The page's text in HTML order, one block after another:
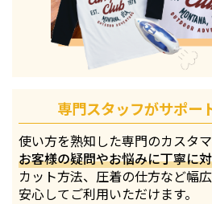
専門スタッフがサポー
使い方を熟知した専門のカスタ
お客様の疑問やお悩みに丁寧に
カット方法、圧着の仕方など幅
安心してご利用いただけます。